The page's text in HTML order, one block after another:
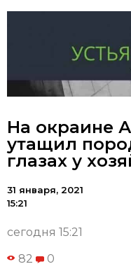
На окраине
утащил
глазах у
31 января, 2021
15:21
сегодня 15:21
82 0